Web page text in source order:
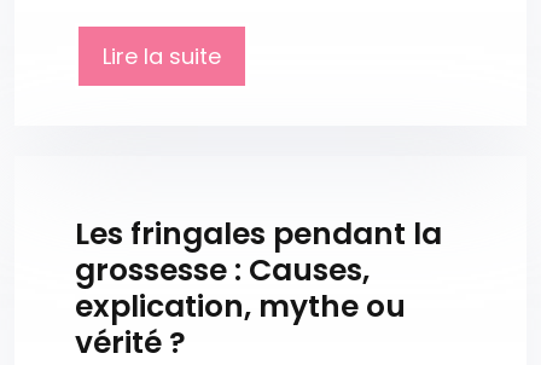
Lire la suite
Les fringales pendant la
grossesse : Causes,
explication, mythe ou
vérité ?